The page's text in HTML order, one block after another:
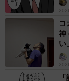
後から来たりうすくん
コ
神
い